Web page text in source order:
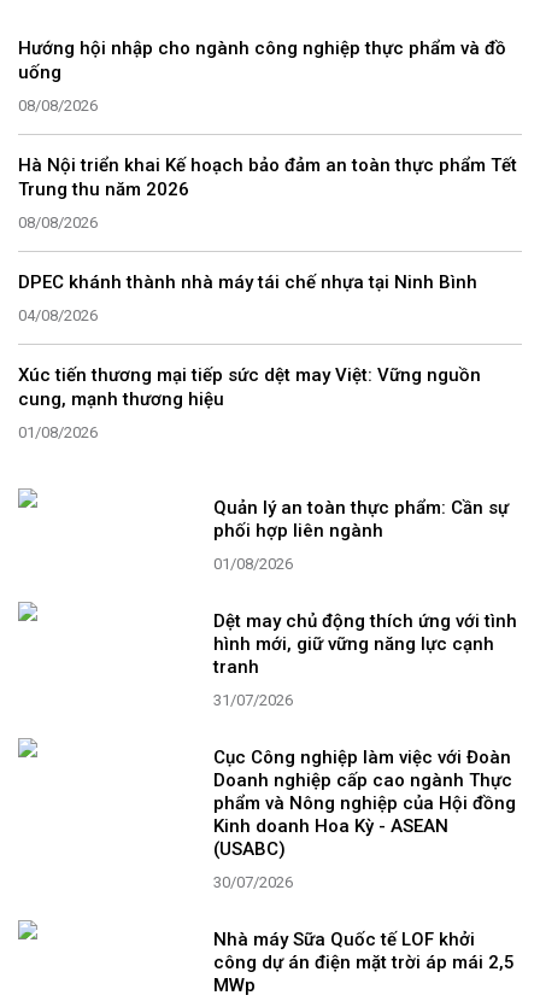
Hướng hội nhập cho ngành công nghiệp thực phẩm và đồ
uống
08/08/2026
Hà Nội triển khai Kế hoạch bảo đảm an toàn thực phẩm Tết
Trung thu năm 2026
08/08/2026
DPEC khánh thành nhà máy tái chế nhựa tại Ninh Bình
04/08/2026
Xúc tiến thương mại tiếp sức dệt may Việt: Vững nguồn
cung, mạnh thương hiệu
01/08/2026
Quản lý an toàn thực phẩm: Cần sự
phối hợp liên ngành
01/08/2026
Dệt may chủ động thích ứng với tình
hình mới, giữ vững năng lực cạnh
tranh
31/07/2026
Cục Công nghiệp làm việc với Đoàn
Doanh nghiệp cấp cao ngành Thực
phẩm và Nông nghiệp của Hội đồng
Kinh doanh Hoa Kỳ - ASEAN
(USABC)
30/07/2026
Nhà máy Sữa Quốc tế LOF khởi
công dự án điện mặt trời áp mái 2,5
MWp